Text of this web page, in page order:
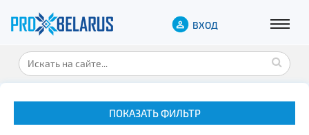
ВХОД
ПОКАЗАТЬ ФИЛЬТР